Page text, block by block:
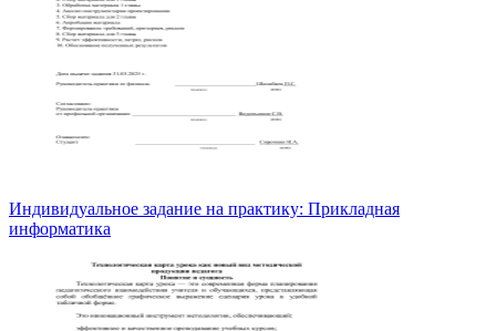
Индивидуальное задание на практику: Прикладная
информатика